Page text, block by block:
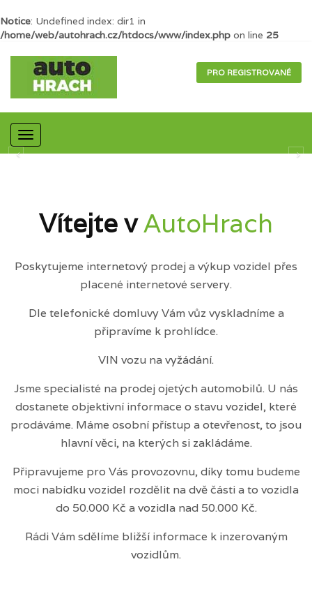
Notice: Undefined index: dir1 in
/home/web/autohrach.cz/htdocs/www/index.php on line 25
PRO REGISTROVANÉ
Mobilní
navigace
Vítejte vAutoHrach
Poskytujeme internetový prodej a výkup vozidel přes
placené internetové servery.
Dle telefonické domluvy Vám vůz vyskladníme a
připravíme k prohlídce.
VIN vozu na vyžádání.
Jsme specialisté na prodej ojetých automobilů. U nás
dostanete objektivní informace o stavu vozidel, které
prodáváme. Máme osobní přístup a otevřenost, to jsou
hlavní věci, na kterých si zakládáme.
Připravujeme pro Vás provozovnu, díky tomu budeme
moci nabídku vozidel rozdělit na dvě části a to vozidla
do 50.000 Kč a vozidla nad 50.000 Kč.
Rádi Vám sdělíme bližší informace k inzerovaným
vozidlům.